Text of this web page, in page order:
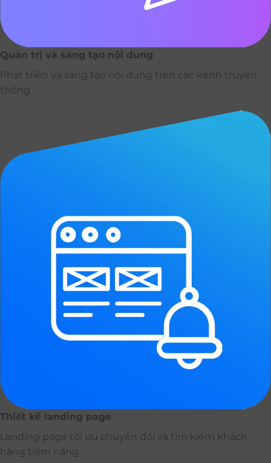
Quản trị và sáng tạo nội dung
Phát triển và sáng tạo nội dung trên các kênh truyền
thông
Thiết kế landing page
Landing page tối ưu chuyển đổi và tìm kiếm khách
hàng tiềm năng